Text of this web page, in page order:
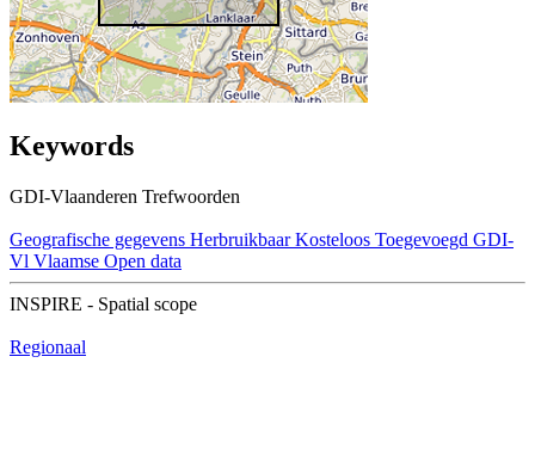
Keywords
GDI-Vlaanderen Trefwoorden
Geografische gegevens Herbruikbaar Kosteloos Toegevoegd GDI-
Vl Vlaamse Open data
INSPIRE - Spatial scope
Regionaal